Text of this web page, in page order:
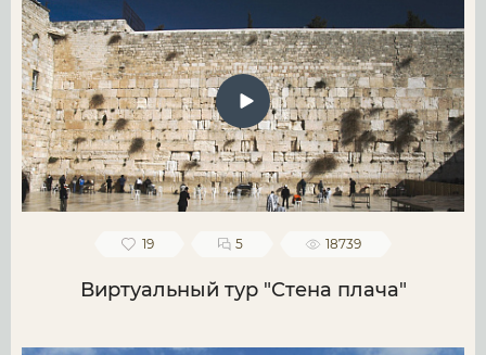
19 5 18739
Виртуальный тур "Стена плача"